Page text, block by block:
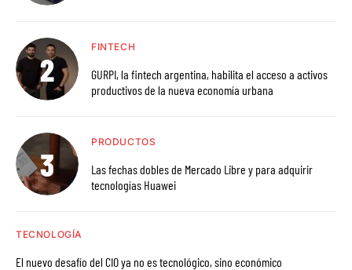
FINTECH
GURPI, la fintech argentina, habilita el acceso a activos
productivos de la nueva economía urbana
PRODUCTOS
Las fechas dobles de Mercado Libre y para adquirir
tecnologías Huawei
TECNOLOGÍA
El nuevo desafío del CIO ya no es tecnológico, sino económico